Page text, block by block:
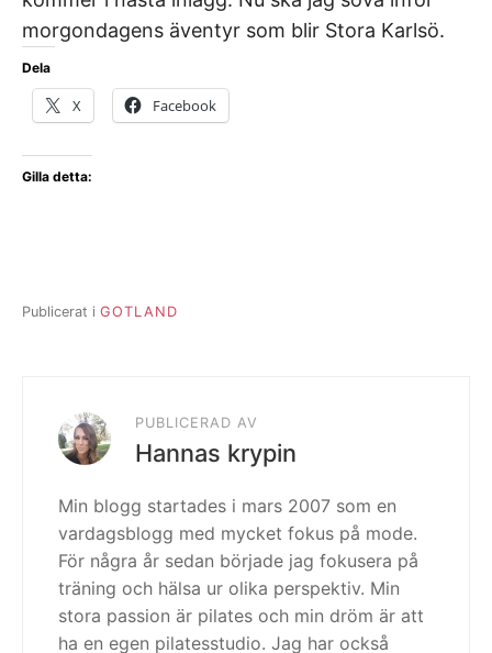
morgondagens äventyr som blir Stora Karlsö.
Dela
X Facebook
Gilla detta:
Publicerat i GOTLAND
PUBLICERAD AV
Hannas krypin
Min blogg startades i mars 2007 som en
vardagsblogg med mycket fokus på mode.
För några år sedan började jag fokusera på
träning och hälsa ur olika perspektiv. Min
stora passion är pilates och min dröm är att
ha en egen pilatesstudio. Jag har också